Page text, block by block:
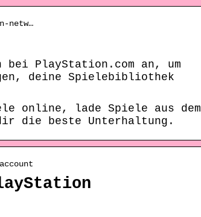
netw…
bei PlayStation.com an, um
deine Spielebibliothek
online, lade Spiele aus dem
die beste Unterhaltung.